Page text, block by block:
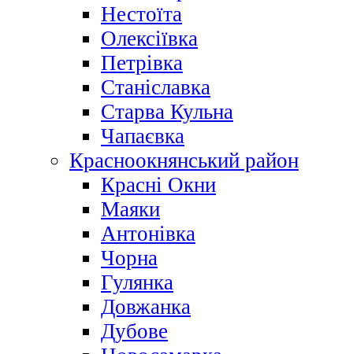
Нестоїта
Олексіївка
Петрівка
Станіславка
Старва Кульна
Чапаєвка
Красноокнянський район
Красні Окни
Маяки
Антонівка
Чорна
Гулянка
Довжанка
Дубове